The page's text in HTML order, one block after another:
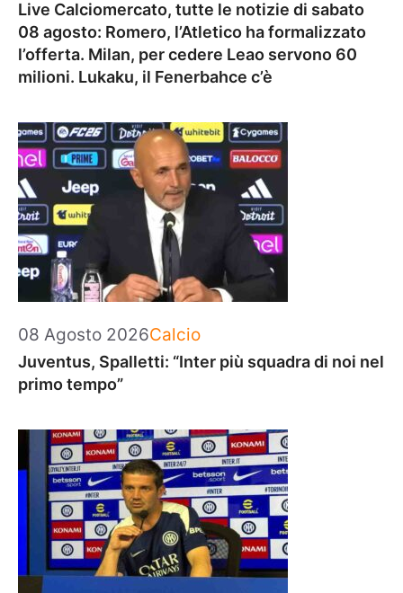
Live Calciomercato, tutte le notizie di sabato
08 agosto: Romero, l’Atletico ha formalizzato
l’offerta. Milan, per cedere Leao servono 60
milioni. Lukaku, il Fenerbahce c’è
08 Agosto 2026Categorie
Calcio
Juventus, Spalletti: “Inter più squadra di noi nel
primo tempo”